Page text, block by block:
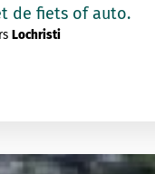
de fiets of auto.
Lochristi